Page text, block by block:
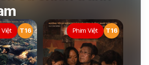
Việt T16 Phim Việt T16